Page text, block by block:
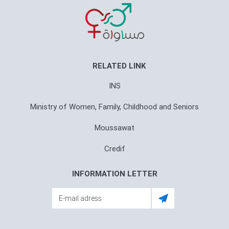
RELATED LINK
INS
Ministry of Women, Family, Childhood and Seniors
Moussawat
Credif
INFORMATION LETTER